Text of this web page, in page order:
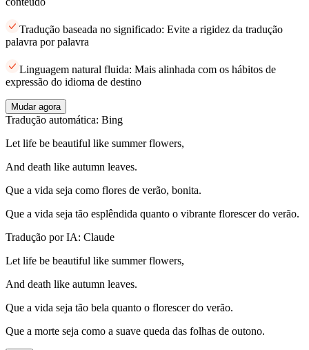
Tradução baseada no significado: Evite a rigidez da tradução
palavra por palavra
Linguagem natural fluida: Mais alinhada com os hábitos de
expressão do idioma de destino
Mudar agora
Tradução automática: Bing
Let life be beautiful like summer flowers,
And death like autumn leaves.
Que a vida seja como flores de verão, bonita.
Que a vida seja tão esplêndida quanto o vibrante florescer do verão.
Tradução por IA: Claude
Let life be beautiful like summer flowers,
And death like autumn leaves.
Que a vida seja tão bela quanto o florescer do verão.
Que a morte seja como a suave queda das folhas de outono.